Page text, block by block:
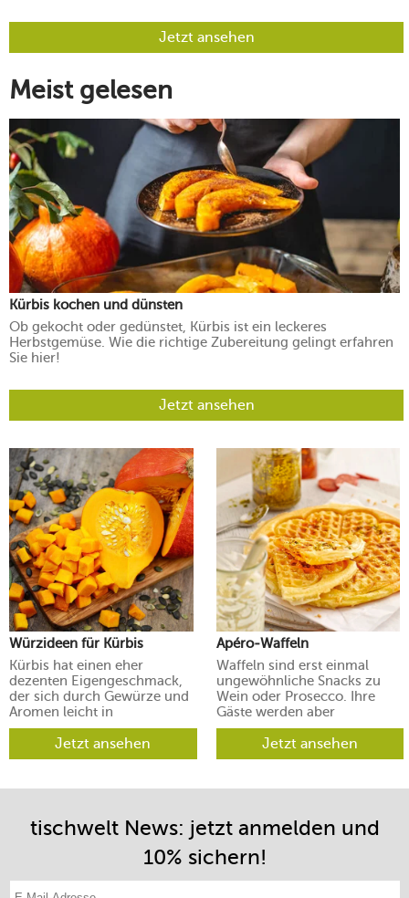
Jetzt ansehen
Meist gelesen
Kürbis kochen und dünsten
Ob gekocht oder gedünstet, Kürbis ist ein leckeres
Herbstgemüse. Wie die richtige Zubereitung gelingt erfahren
Sie hier!
Jetzt ansehen
Würzideen für Kürbis
Kürbis hat einen eher
dezenten Eigengeschmack,
der sich durch Gewürze und
Aromen leicht in
verschiedene Richtungen
lenken lässt.Jetzt ansehen
Apéro-Waffeln
Waffeln sind erst einmal
ungewöhnliche Snacks zu
Wein oder Prosecco. Ihre
Gäste werden aber
begeistert sein.
Jetzt ansehen
tischwelt News: jetzt anmelden und
10% sichern!
E-Mail-Adresse eintragen